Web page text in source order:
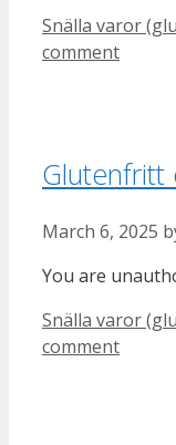
Categories
Snälla varor
comment
Glutenfritt
March 6, 2025
You are
Categories
Snälla varor
comment